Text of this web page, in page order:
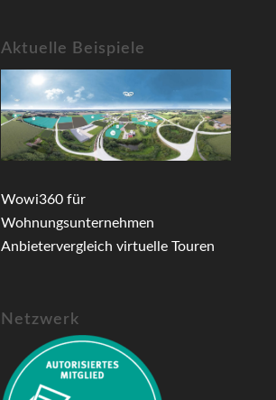
Aktuelle Beispiele
Wowi360 für
Wohnungsunternehmen
Anbietervergleich virtuelle Touren
Netzwerk